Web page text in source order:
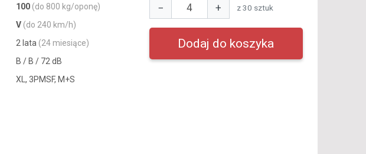
100 (do 800 kg/oponę)
V (do 240 km/h)
2 lata (24 miesiące)
B / B / 72 dB
XL, 3PMSF, M+S
− + z 30 sztuk